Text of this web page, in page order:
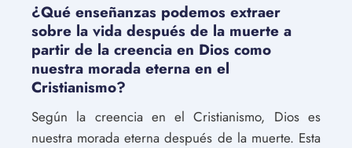
¿Qué enseñanzas podemos extraer
sobre la vida después de la muerte a
partir de la creencia en Dios como
nuestra morada eterna en el
Cristianismo?
Según la creencia en el Cristianismo, Dios es
nuestra morada eterna después de la muerte. Esta